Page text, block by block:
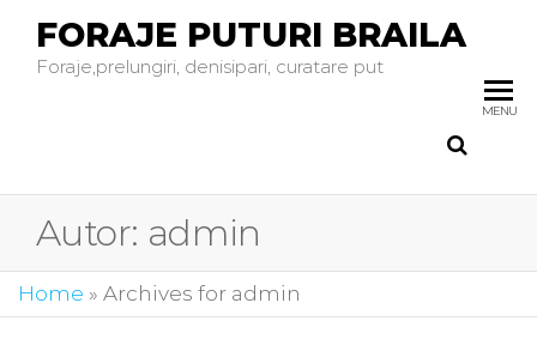
FORAJE PUTURI BRAILA
Foraje,prelungiri, denisipari, curatare put
MENU
Autor: admin
Home » Archives for admin